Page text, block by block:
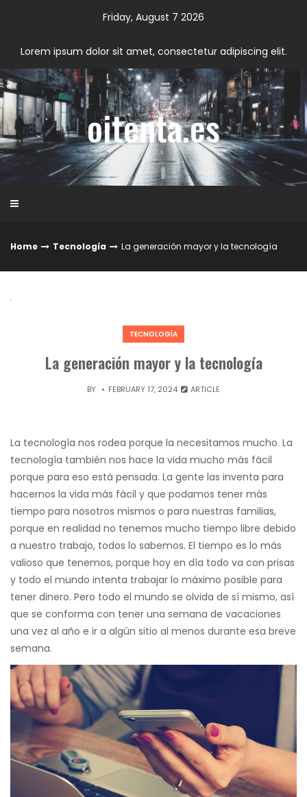
Friday, August 7 2026
Lorem ipsum dolor sit amet, consectetur adipiscing elit.
oitenta.es
Home Tecnología La generación mayor y la tecnología
TECNOLOGÍA
La generación mayor y la tecnología
BY FEBRUARY 17, 2024 ARTICLE
La tecnología nos rodea porque la necesitamos mucho. La
tecnología también nos hace la vida mucho más fácil
porque para eso está pensada. La gente las inventa para
hacernos la vida más fácil y que podamos tener más
tiempo para nosotros mismos o para nuestras familias,
porque en realidad no tenemos mucho tiempo libre debido
a nuestro trabajo, todos lo sabemos. El tiempo es lo más
valioso que tenemos, porque hoy en día todo va con prisas
y todo el mundo intenta trabajar lo máximo posible para
tener dinero. Pero todo el mundo se olvida de sí mismo, así
que se conforma con tener una semana de vacaciones
una vez al año e ir a algún sitio al menos durante esa breve
semana.